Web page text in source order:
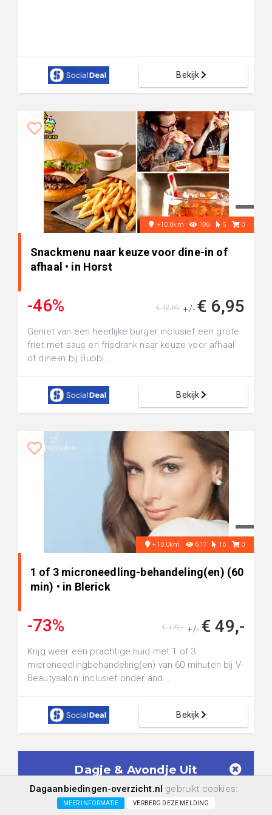
Bekijk
+10.0km 189 5 0
Snackmenu naar keuze voor dine-in of
afhaal • in Horst
-46% +/- € 6,95
€ 12,65
Geniet van een heerlijke burger inclusief een grote
friet met saus en frisdrank naar keuze voor afhaal
of dine-in bij Bubbl...
Bekijk
+10.0km 617 16 0
1 of 3 microneedling-behandeling(en) (60
min) • in Blerick
-73% +/- € 49,-
€ 179,-
Krijg weer een prachtige huid met 1 of 3
microneedlingbehandeling(en) van 60 minuten bij V-
Beautysalon: inclusief onder and...
Bekijk
Dagje & Avondje Uit
Aanbiedingen in je mailbox!
Geen spam meer. Ontvang alléénDagje &
Dagaanbiedingen-overzicht.nl gebruikt cookies:
MEER INFORMATIE VERBERG DEZE MELDING